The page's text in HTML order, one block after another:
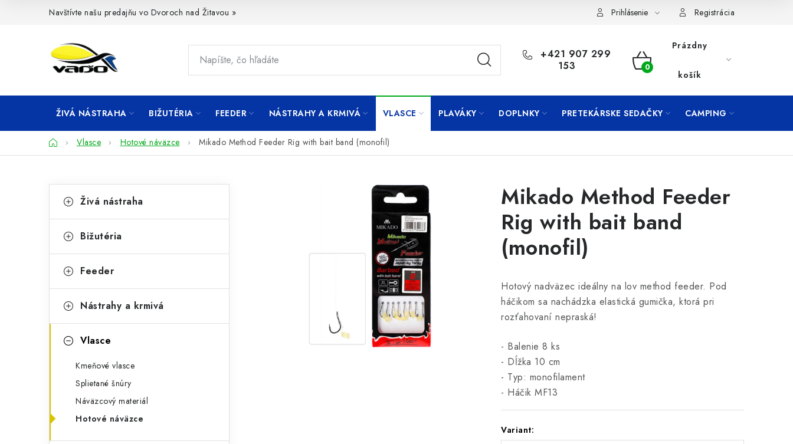
Navštívte našu predajňu vo Dvoroch nad Žitavou » Prihlásenie Registrácia
+421 907 299
153
NÁKUPNÝ
Prázdny
košík
ŽIVÁ NÁSTRAHA BIŽUTÉRIA FEEDER NÁSTRAHY A KRMIVÁ VLASCE PLAVÁKY DOPLNKY PRETEKÁRSKE SEDAČKY CAMPING
DomovVlasce Hotové náväzce Mikado Method Feeder Rig with bait band (monofil)
o
n
ý
a
kategórie
a
e
ó
i
Živá nástraha
Bižutéria
Feeder
Nástrahy a krmivá
Vlasce
Kmeňové vlasce
Splietané šnúry
Náväzcový materiál
Hotové náväzce
Mikado Method Feeder
Rig with bait band
(monofil)
Hotový nadväzec ideálny na lov method feeder. Pod
háčikom sa nachádzka elastická gumička, ktorá pri
rozťahovaní nepraská!
- Balenie 8 ks
- Dĺžka 10 cm
- Typ: monofilament
- Háčik MF13
Variant: